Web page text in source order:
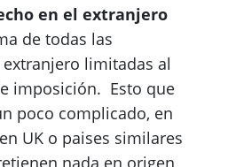
en el extranjero
de todas las
limitadas al
imposición. Esto que
poco complicado, en
UK o paises similares
nada en origen,